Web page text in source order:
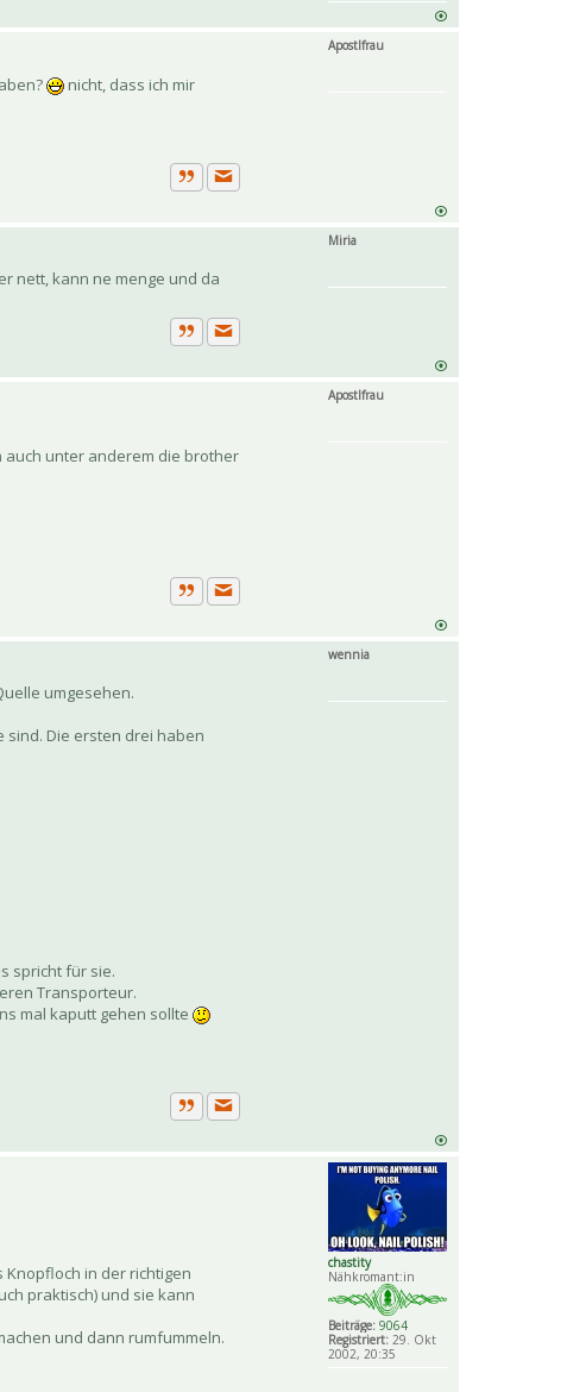
Apostlfrau
nicht, dass ich mir
ZitatPrivate Nachricht senden
Miria
nett, kann ne menge und da
ZitatPrivate Nachricht senden
Apostlfrau
auch unter anderem die brother
ZitatPrivate Nachricht senden
wennia
umgesehen.
sind. Die ersten drei haben
spricht für sie.
Transporteur.
mal kaputt gehen sollte
ZitatPrivate Nachricht senden
chastity
Nähkromant:in
Beiträge: 9064
Registriert: 29. Okt
2002, 20:35
in der richtigen
praktisch) und sie kann
und dann rumfummeln.